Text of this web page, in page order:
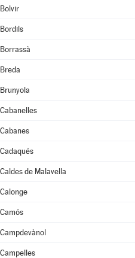
Bolvir
Bordils
Borrassà
Breda
Brunyola
Cabanelles
Cabanes
Cadaqués
Caldes de Malavella
Calonge
Camós
Campdevànol
Campelles